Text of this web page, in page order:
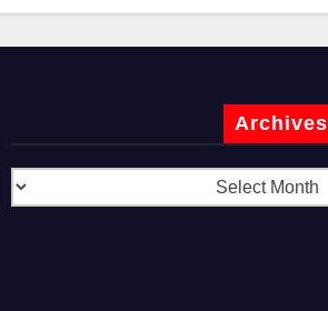
Archives